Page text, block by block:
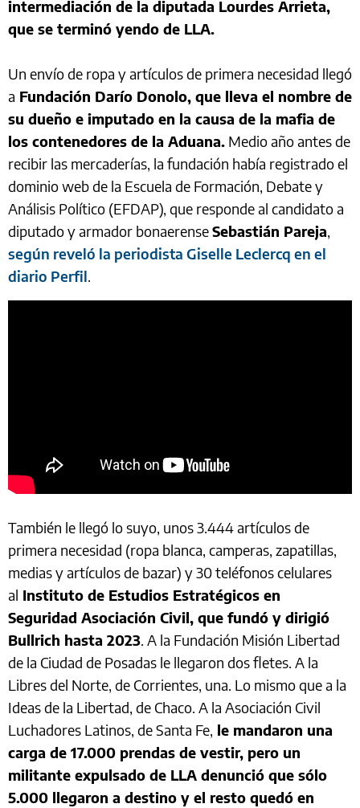
intermediación de la diputada Lourdes Arrieta,
que se terminó yendo de LLA.
Un envío de ropa y artículos de primera necesidad llegó
a Fundación Darío Donolo, que lleva el nombre de
su dueño e imputado en la causa de la mafia de
los contenedores de la Aduana. Medio año antes de
recibir las mercaderías, la fundación había registrado el
dominio web de la Escuela de Formación, Debate y
Análisis Político (EFDAP), que responde al candidato a
diputado y armador bonaerenseSebastián Pareja,
según reveló la periodista Giselle Leclercq en el
diario Perfil.
También le llegó lo suyo, unos 3.444 artículos de
primera necesidad (ropa blanca, camperas, zapatillas,
medias y artículos de bazar) y 30 teléfonos celulares
al Instituto de Estudios Estratégicos en
Seguridad Asociación Civil, que fundó y dirigió
Bullrich hasta 2023. A la Fundación Misión Libertad
de la Ciudad de Posadas le llegaron dos fletes. A la
Libres del Norte, de Corrientes, una. Lo mismo que a la
Ideas de la Libertad, de Chaco. A la Asociación Civil
Luchadores Latinos, de Santa Fe, le mandaron una
carga de 17.000 prendas de vestir, pero un
militante expulsado de LLA denunció que sólo
5.000 llegaron a destino y el resto quedó en